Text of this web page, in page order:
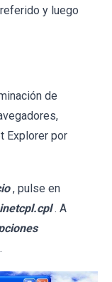
y luego
de
Explorer por
, pulse en
inetcpl.cpl . A
.